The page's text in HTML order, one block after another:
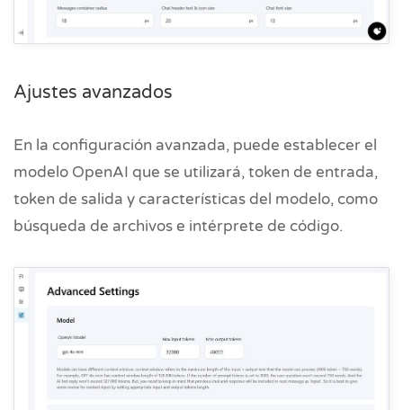
Ajustes avanzados
En la configuración avanzada, puede establecer el
modelo OpenAI que se utilizará, token de entrada,
token de salida y características del modelo, como
búsqueda de archivos e intérprete de código.